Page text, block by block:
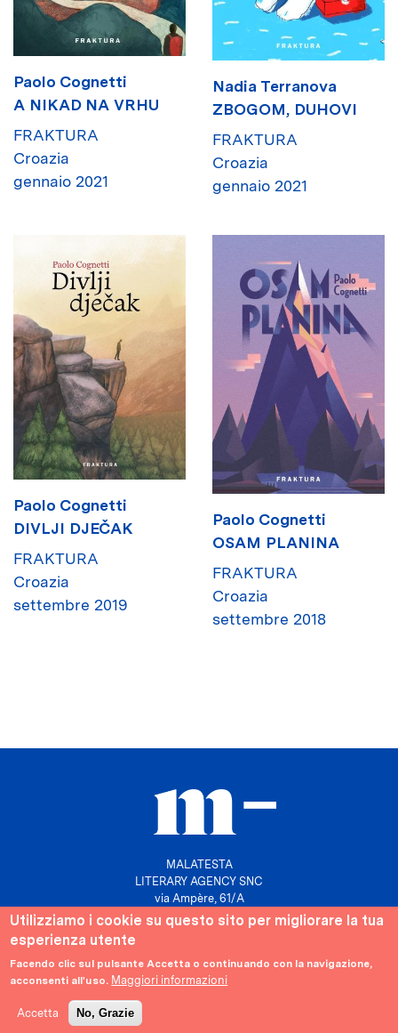
Paolo Cognetti
A NIKAD NA VRHU
FRAKTURA
Croazia
gennaio 2021
Nadia Terranova
ZBOGOM, DUHOVI
FRAKTURA
Croazia
gennaio 2021
Paolo Cognetti
DIVLJI DJEČAK
FRAKTURA
Croazia
settembre 2019
Paolo Cognetti
OSAM PLANINA
FRAKTURA
Croazia
settembre 2018
MALATESTA
LITERARY AGENCY SNC
via Ampère, 61/A
20131 Milano
info@agenziamalatesta.com
Privacy & Cookies
Utilizziamo i cookie su questo sito per migliorare la tua
esperienza utente
Facendo clic sul pulsante Accetta o continuando con la navigazione,
acconsenti all'uso. Maggiori informazioni
Accetta No, Grazie